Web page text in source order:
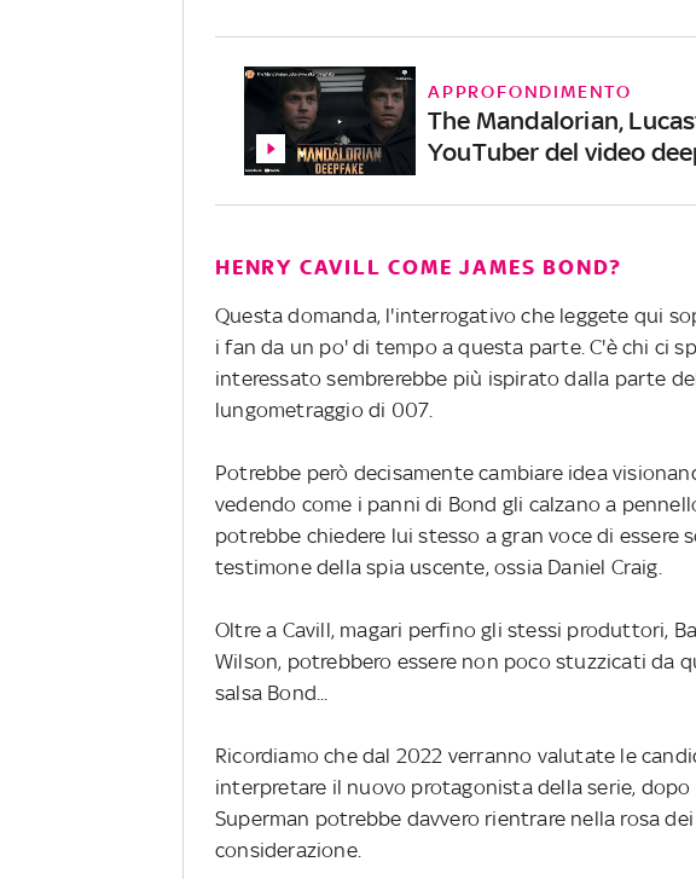
APPROFONDIMENTO
The Mandalorian,
YouTuber del video
HENRY CAVILL COME JAMES BOND?
Questa domanda, l'interrogativo che leggete qui
i fan da un po' di tempo a questa parte. C'è chi ci
interessato sembrerebbe più ispirato dalla parte
lungometraggio di 007.
Potrebbe però decisamente cambiare idea
vedendo come i panni di Bond gli calzano a
potrebbe chiedere lui stesso a gran voce di essere
testimone della spia uscente, ossia Daniel Craig.
Oltre a Cavill, magari perfino gli stessi produttori,
Wilson, potrebbero essere non poco stuzzicati da
salsa Bond...
Ricordiamo che dal 2022 verranno valutate le
interpretare il nuovo protagonista della serie, dopo
Superman potrebbe davvero rientrare nella rosa
considerazione.